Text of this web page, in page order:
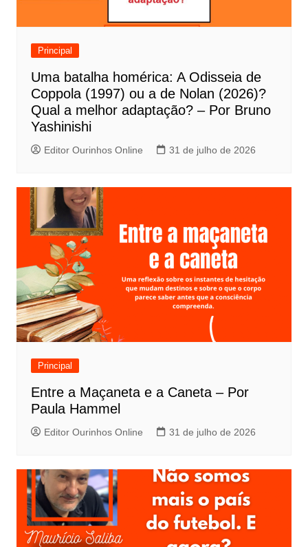
d
Principal
Uma batalha homérica: A Odisseia de
Coppola (1997) ou a de Nolan (2026)?
Qual a melhor adaptação? – Por Bruno
Yashinishi
Editor Ourinhos Online 31 de julho de 2026
Principal
Entre a Maçaneta e a Caneta – Por
Paula Hammel
Editor Ourinhos Online 31 de julho de 2026